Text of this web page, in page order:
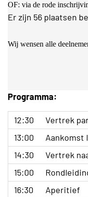
OF: via de rode
Er zijn 56 plaatsen
Wij wensen alle
Programma:
12:30
Vertrek
13:00
Aankomst
14:30
Vertrek
15:00
16:30
Aperitief